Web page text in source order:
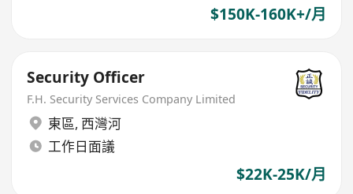
$150K-160K+/月
Security Officer
F.H. Security Services Company Limited
東區, 西灣河
工作日面議
$22K-25K/月